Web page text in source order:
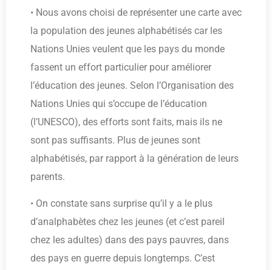
• Nous avons choisi de représenter une carte avec
la population des jeunes alphabétisés car les
Nations Unies veulent que les pays du monde
fassent un effort particulier pour améliorer
l’éducation des jeunes. Selon l’Organisation des
Nations Unies qui s’occupe de l’éducation
(l’UNESCO), des efforts sont faits, mais ils ne
sont pas suffisants. Plus de jeunes sont
alphabétisés, par rapport à la génération de leurs
parents.
• On constate sans surprise qu’il y a le plus
d’analphabètes chez les jeunes (et c’est pareil
chez les adultes) dans des pays pauvres, dans
des pays en guerre depuis longtemps. C’est